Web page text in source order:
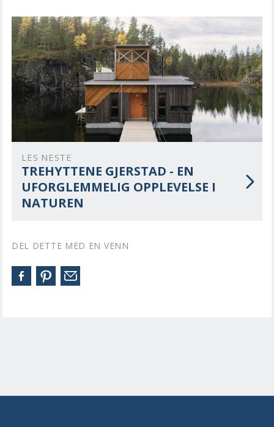
LES NESTE
TREHYTTENE GJERSTAD - EN
UFORGLEMMELIG OPPLEVELSE I
NATUREN
DEL DETTE MED EN VENN